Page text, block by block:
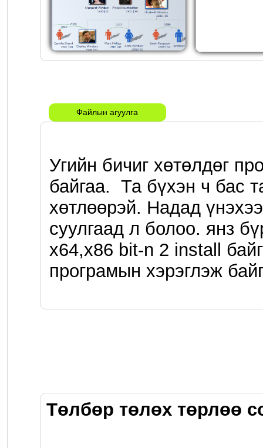
Файлын агуулга
Угийн бичиг хөтөлдөг
байгаа.  Та бүхэн ч бас
хөтлөөрэй. Надад
суулгаад л болоо. янз
x64,x86 bit-n 2 install
програмын хэрэглэж
Төлбөр төлөх төрлөө